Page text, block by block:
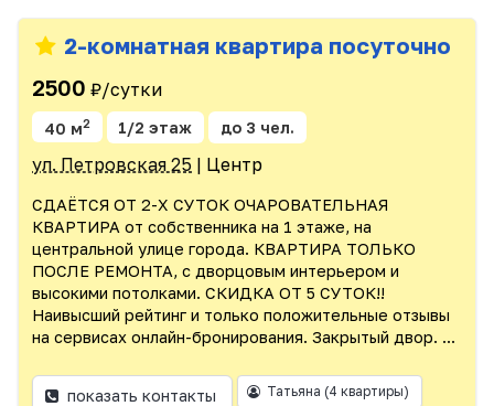
2-комнатная квартира посуточно
2500 ₽/сутки
40 м2 1/2 этаж до 3 чел.
ул. Петровская 25 | Центр
СДАЁТСЯ ОТ 2-Х СУТОК ОЧАРОВАТЕЛЬНАЯ
КВАРТИРА от собственника на 1 этаже, на
центральной улице города. КВАРТИРА ТОЛЬКО
ПОСЛЕ РЕМОНТА, с дворцовым интерьером и
высокими потолками. СКИДКА ОТ 5 СУТОК!!
Наивысший рейтинг и только положительные отзывы
на сервисах онлайн-бронирования. Закрытый двор. ...
показать контакты Татьяна (4 квартиры)